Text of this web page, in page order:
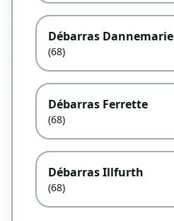
Débarras Dannemarie
(68)
Débarras Ferrette
(68)
Débarras Illfurth
(68)